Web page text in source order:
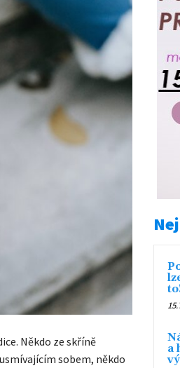
Někdo ze skříně
sobem, někdo
a